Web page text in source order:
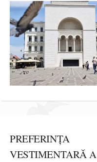
PREFERINȚA
VESTIMENTARĂ A